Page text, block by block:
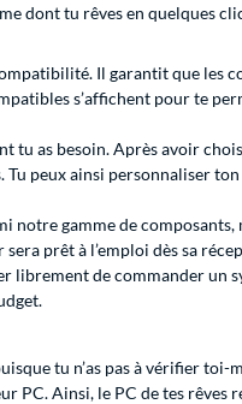
dont tu rêves en quelques
Il garantit que les
s’affichent pour te
as besoin. Après avoir
peux ainsi personnaliser
gamme de composants,
prêt à l’emploi dès sa
de commander un
tu n’as pas à vérifier toi-
Ainsi, le PC de tes rêves